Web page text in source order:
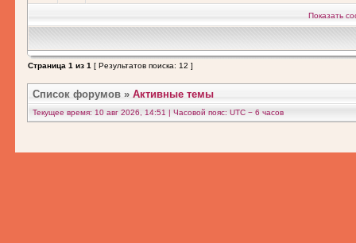
Показать
Страница 1 из 1 [ Результатов поиска: 12 ]
Список форумов » Активные темы
Текущее время: 10 авг 2026, 14:51 | Часовой пояс: UTC − 6 часов